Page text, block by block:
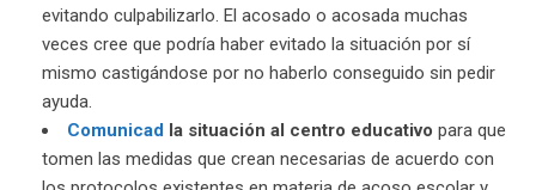
evitando culpabilizarlo. El acosado o acosada muchas
veces cree que podría haber evitado la situación por sí
mismo castigándose por no haberlo conseguido sin pedir
ayuda.
Comunicad la situación al centro educativo para que
tomen las medidas que crean necesarias de acuerdo con